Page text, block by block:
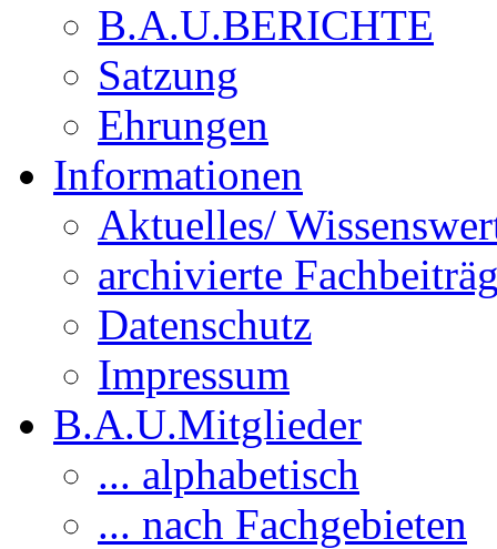
B.A.U.BERICHTE
Satzung
Ehrungen
Informationen
Aktuelles/
archivierte
Datenschutz
Impressum
B.A.U.Mitglieder
... alphabetisch
... nach Fachgebieten